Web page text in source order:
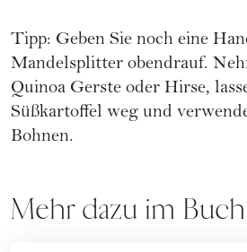
Tipp: Geben Sie noch eine
Mandelsplitter obendrauf.
Quinoa Gerste oder Hirse,
Süßkartoffel weg und
Bohnen.
Mehr dazu im Buch